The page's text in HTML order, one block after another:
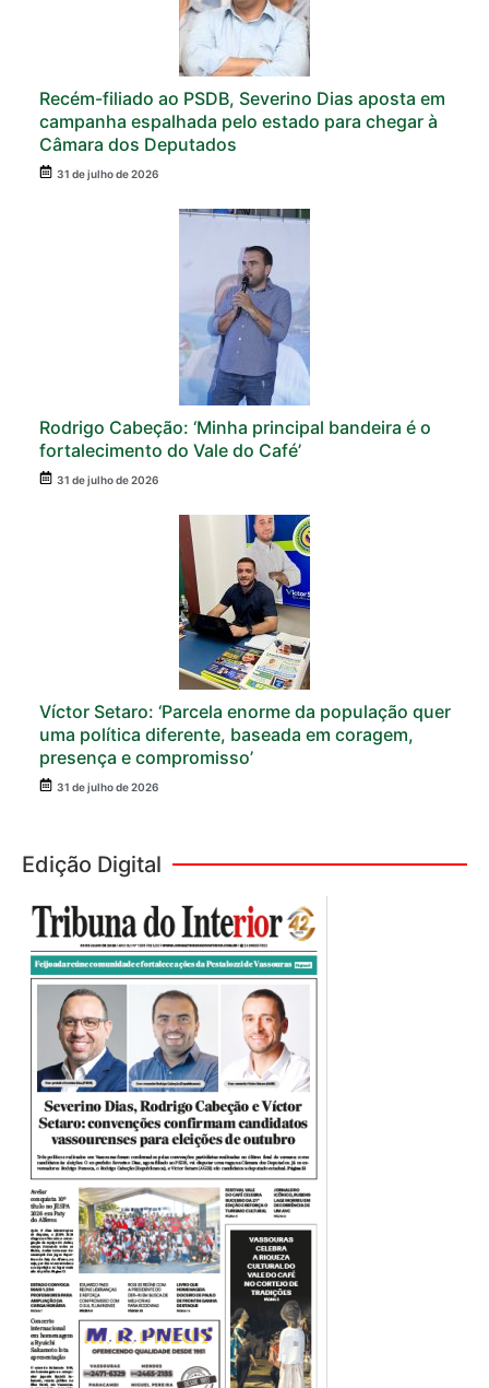
Recém-filiado ao PSDB, Severino Dias aposta em
campanha espalhada pelo estado para chegar à
Câmara dos Deputados
31 de julho de 2026
Rodrigo Cabeção: ‘Minha principal bandeira é o
fortalecimento do Vale do Café’
31 de julho de 2026
Víctor Setaro: ‘Parcela enorme da população quer
uma política diferente, baseada em coragem,
presença e compromisso’
31 de julho de 2026
Edição Digital